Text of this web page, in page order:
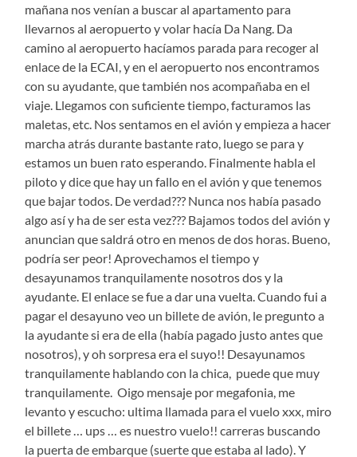
mañana nos venían a buscar al apartamento para
llevarnos al aeropuerto y volar hacía Da Nang. Da
camino al aeropuerto hacíamos parada para recoger al
enlace de la ECAI, y en el aeropuerto nos encontramos
con su ayudante, que también nos acompañaba en el
viaje. Llegamos con suficiente tiempo, facturamos las
maletas, etc. Nos sentamos en el avión y empieza a hacer
marcha atrás durante bastante rato, luego se para y
estamos un buen rato esperando. Finalmente habla el
piloto y dice que hay un fallo en el avión y que tenemos
que bajar todos. De verdad??? Nunca nos había pasado
algo así y ha de ser esta vez??? Bajamos todos del avión y
anuncian que saldrá otro en menos de dos horas. Bueno,
podría ser peor! Aprovechamos el tiempo y
desayunamos tranquilamente nosotros dos y la
ayudante. El enlace se fue a dar una vuelta. Cuando fui a
pagar el desayuno veo un billete de avión, le pregunto a
la ayudante si era de ella (había pagado justo antes que
nosotros), y oh sorpresa era el suyo!! Desayunamos
tranquilamente hablando con la chica, puede que muy
tranquilamente. Oigo mensaje por megafonia, me
levanto y escucho: ultima llamada para el vuelo xxx, miro
el billete … ups … es nuestro vuelo!! carreras buscando
la puerta de embarque (suerte que estaba al lado). Y